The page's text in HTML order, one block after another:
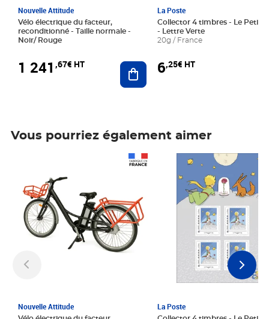
Nouvelle Attitude
Vélo électrique du facteur,
reconditionné - Taille normale -
Noir/ Rouge
1 241 ,67€ HT Ajouter au panier
La Poste
Collector 4 timbres - Le Petit
- Lettre Verte
20g / France
6,25€ HT
Vous pourriez également aimer
Nouvelle Attitude La Poste
Prix 6,25€ HT